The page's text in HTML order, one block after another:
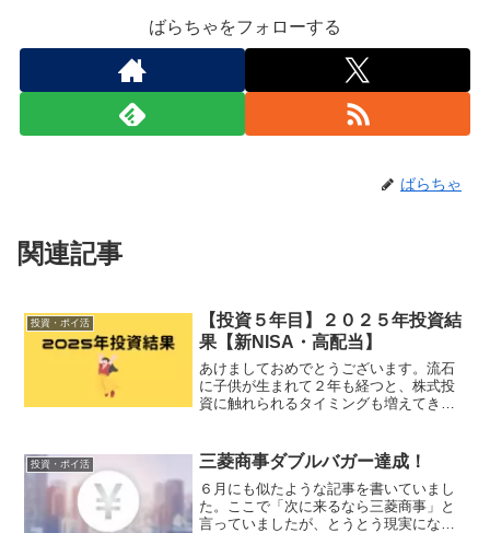
ばらちゃをフォローする
ばらちゃ
関連記事
投資・ポイ活
【投資５年目】２０２５年投資結
果【新NISA・高配当】
あけましておめでとうございます。流石
に子供が生まれて２年も経つと、株式投
資に触れられるタイミングも増えてきま
られた物ではあるので、それを有効活用
するという意味で大事な行...
投資・ポイ活 三菱商事ダブルバガー達成！
６月にも似たような記事を書いていまし
た。ここで「次に来るなら三菱商事」と
言っていましたが、とうとう現実になり